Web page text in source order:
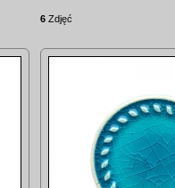
6 Zdjęć